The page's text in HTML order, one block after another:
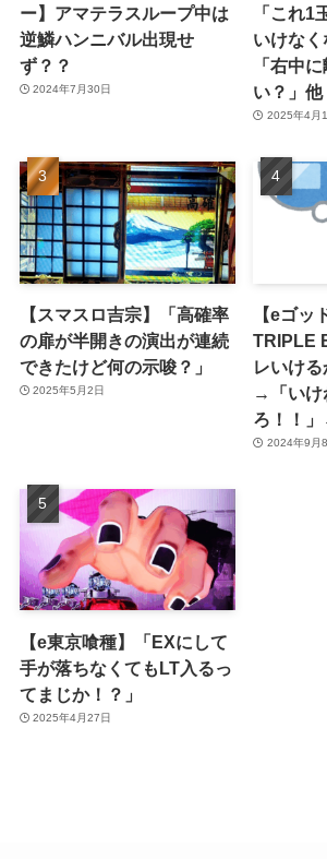
ー】アマテラスループ中は
逆鱗ハンニバル出現せ
ず？？
2024年7月30日
「これ1
いけなく
「右中
い？」他
2025年4月
【スマスロ吉宗】「高確率
の扉が半開きの演出が連続
できたけど何の示唆？」
2025年5月2日
【eゴッ
TRIPLE
レいける
→「いけ
ろ！！
2024年9月
【e東京喰種】「EXにして
手が落ちなくてもLT入るっ
てまじか！？」
2025年4月27日